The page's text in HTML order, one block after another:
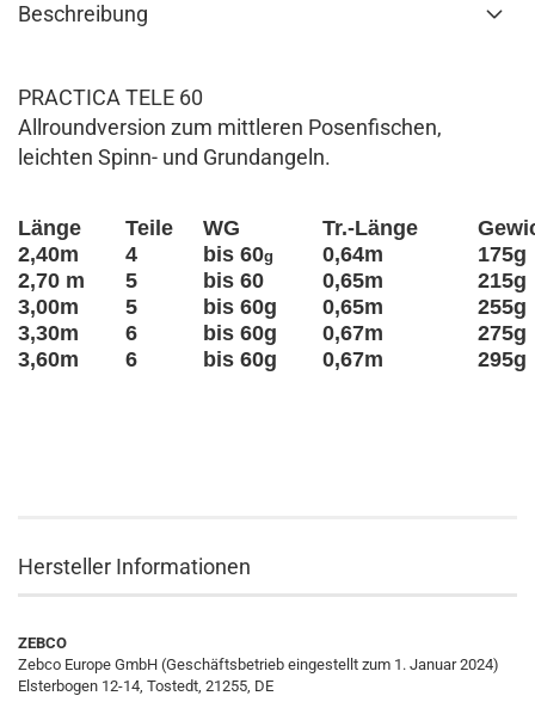
Beschreibung
PRACTICA TELE 60
Allroundversion zum mittleren Posenfischen,
leichten Spinn- und Grundangeln.
Länge Teile WG Tr.-Länge
2,40m
4 bis 60g 0,64m
175g
2,70 m
5 bis 60 0,65m
215g
3,00m
5 bis 60g 0,65m
255g
3,30m
6 bis 60g 0,67m
275g
3,60m
6 bis 60g 0,67m 295g
Hersteller Informationen
ZEBCO
Zebco Europe GmbH (Geschäftsbetrieb eingestellt zum 1. Januar 2024)
Elsterbogen 12-14, Tostedt, 21255, DE